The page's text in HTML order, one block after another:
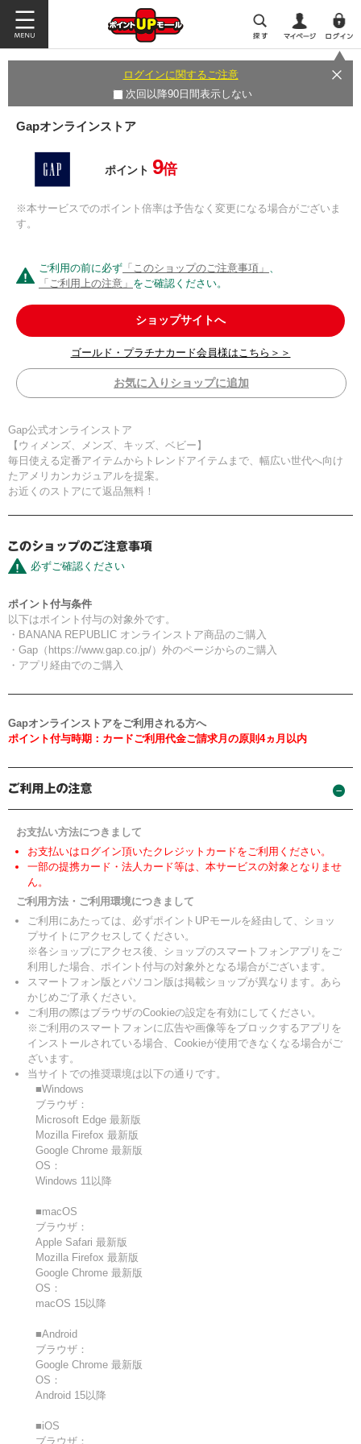
ログインに関するご注意
次回以降90日間表示しない
Gapオンラインストア
ポイント 9倍
※本サービスでのポイント倍率は予告なく変更になる場合がございま
す。
ご利用の前に必ず 「このショップのご注意事項」 、
「ご利用上の注意」 をご確認ください。
ショップサイトへ
ゴールド・プラチナカード会員様はこちら＞＞
お気に入りショップに追加
Gap公式オンラインストア
【ウィメンズ、メンズ、キッズ、ベビー】
毎日使える定番アイテムからトレンドアイテムまで、幅広い世代へ向け
たアメリカンカジュアルを提案。
お近くのストアにて返品無料！
必ずご確認ください
ポイント付与条件
以下はポイント付与の対象外です。
・BANANA REPUBLIC オンラインストア商品のご購入
・Gap（https://www.gap.co.jp/）外のページからのご購入
・アプリ経由でのご購入
Gapオンラインストアをご利用される方へ
ポイント付与時期：カードご利用代金ご請求月の原則4ヵ月以内
お支払い方法につきまして
お支払いはログイン頂いたクレジットカードをご利用ください。
一部の提携カード・法人カード等は、本サービスの対象となりませ
ん。
ご利用方法・ご利用環境につきまして
ご利用にあたっては、必ずポイントUPモールを経由して、ショッ
プサイトにアクセスしてください。
※各ショップにアクセス後、ショップのスマートフォンアプリをご
利用した場合、ポイント付与の対象外となる場合がございます。
スマートフォン版とパソコン版は掲載ショップが異なります。あら
かじめご了承ください。
ご利用の際はブラウザのCookieの設定を有効にしてください。
※ご利用のスマートフォンに広告や画像等をブロックするアプリを
インストールされている場合、Cookieが使用できなくなる場合がご
ざいます。
当サイトでの推奨環境は以下の通りです。
■Windows
ブラウザ：
Microsoft Edge 最新版
Mozilla Firefox 最新版
Google Chrome 最新版
OS：
Windows 11以降
■macOS
ブラウザ：
Apple Safari 最新版
Mozilla Firefox 最新版
Google Chrome 最新版
OS：
macOS 15以降
■Android
ブラウザ：
Google Chrome 最新版
OS：
Android 15以降
■iOS
ブラウザ：